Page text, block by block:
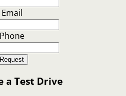
Email
Phone
Request
a Test Drive